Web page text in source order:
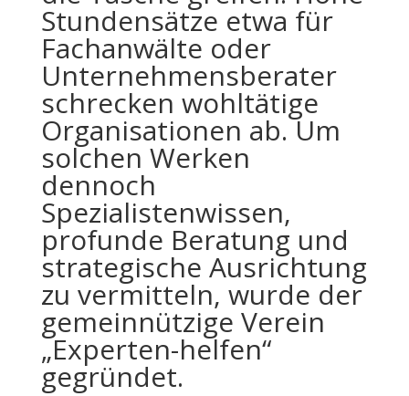
Stundensätze etwa für
Fachanwälte oder
Unternehmensberater
schrecken wohltätige
Organisationen ab. Um
solchen Werken
dennoch
Spezialistenwissen,
profunde Beratung und
strategische Ausrichtung
zu vermitteln, wurde der
gemeinnützige Verein
„Experten-helfen“
gegründet.